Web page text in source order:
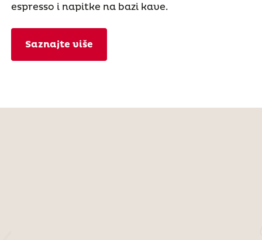
espresso i napitke na bazi kave.
Saznajte više